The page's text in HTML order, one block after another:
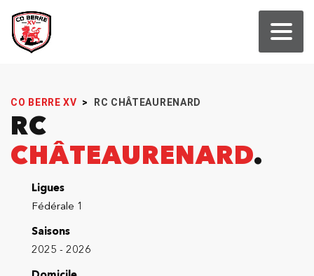
CO BERRE XV > RC CHÂTEAURENARD
RC
CHÂTEAURENARD
Ligues
Fédérale 1
Saisons
2025 - 2026